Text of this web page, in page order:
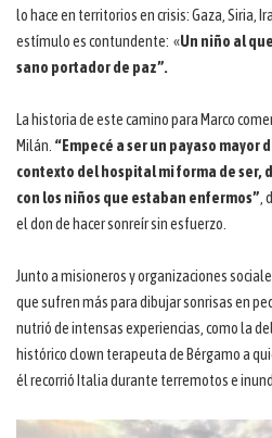
lo hace en territorios en crisis: Gaza, Siria,
estímulo es contundente: «Un niño al
sano portador de paz”.
La historia de este camino para Marco
Milán. “Empecé a ser un payaso mayor
contexto del hospital mi forma de ser,
con los niños que estaban enfermos”,
el don de hacer sonreír sin esfuerzo.
Junto a misioneros y organizaciones
que sufren más para dibujar sonrisas en
nutrió de intensas experiencias, como la
histórico clown terapeuta de Bérgamo a
él recorrió Italia durante terremotos e